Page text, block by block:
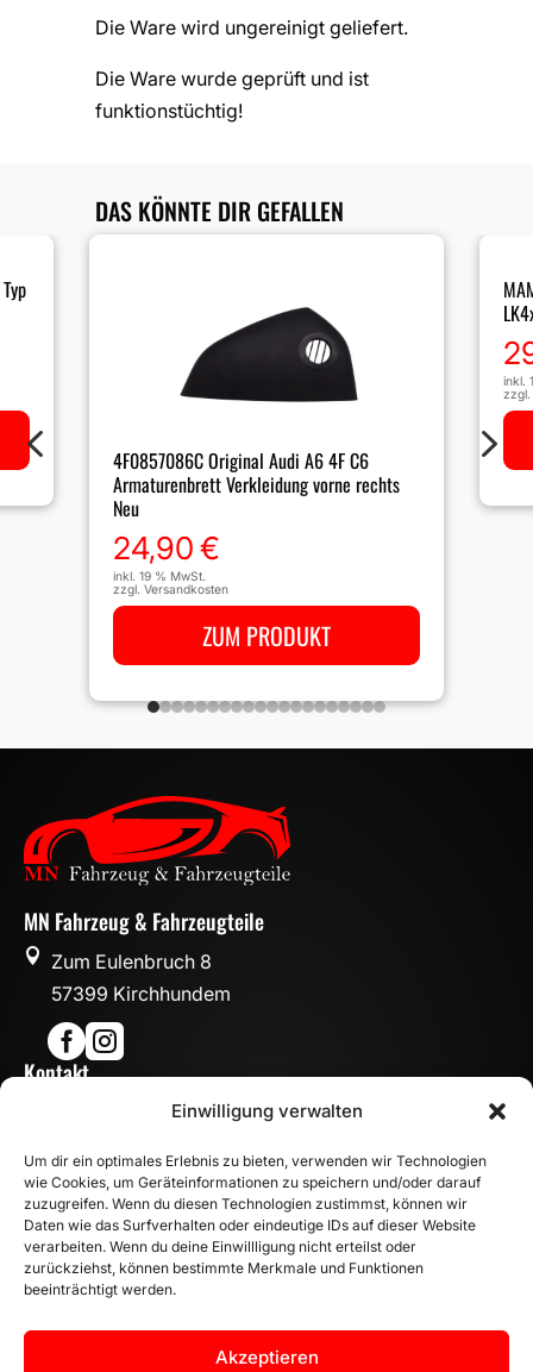
Einwilligung verwalten
Um dir ein optimales Erlebnis zu bieten, verwenden wir Technologien
wie Cookies, um Geräteinformationen zu speichern und/oder darauf
zuzugreifen. Wenn du diesen Technologien zustimmst, können wir
Daten wie das Surfverhalten oder eindeutige IDs auf dieser Website
verarbeiten. Wenn du deine Einwillligung nicht erteilst oder
zurückziehst, können bestimmte Merkmale und Funktionen
beeinträchtigt werden.
Akzeptieren
Die Ware wird ungereinigt geliefert.
Die Ware wurde geprüft und ist
funktionstüchtig!
DAS KÖNNTE DIR GEFALLEN
4F0857086C Original Audi A6 4F C6
Armaturenbrett Verkleidung vorne rechts
Neu
24,90€
inkl. 19 % MwSt.
zzgl. Versandkosten
ZUM PRODUKT
inkl.
zzgl.
4 5
MN Fahrzeug & Fahrzeugteile

Zum Eulenbruch 8
57399 Kirchhundem

Kontakt
info@mn-fahrzeugteile.de
 WhatsApp
Öffnungszeiten
 Mo - Fr: 8:00 – 17:00 Uhr
Sa: 10:00 – 14:00 Uhr
INFORMATION
Zahlungsarten
Versandinformationen